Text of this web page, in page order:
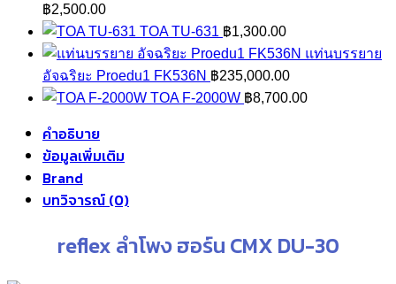
฿2,500.00
TOA TU-631 ฿1,300.00
แท่นบรรยาย
อัจฉริยะ Proedu1 FK536N ฿235,000.00
TOA F-2000W ฿8,700.00
คำอธิบาย
ข้อมูลเพิ่มเติม
Brand
บทวิจารณ์ (0)
reflex ลำโพง ฮอร์น CMX DU-30